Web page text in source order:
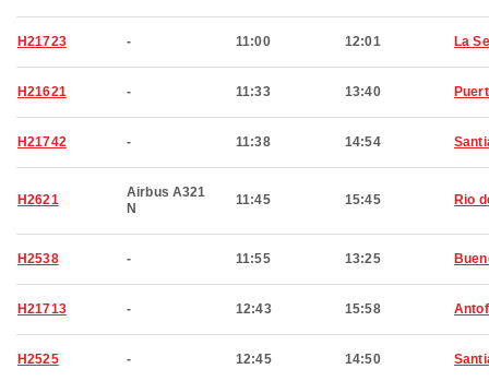
H21723 - 11:00 12:01 La
H21621 - 11:33 13:40
H21742 - 11:38 14:54
H2621
Airbus A321
N
11:45 15:45 Rio
H2538 - 11:55 13:25
H21713 - 12:43 15:58
H2525 - 12:45 14:50